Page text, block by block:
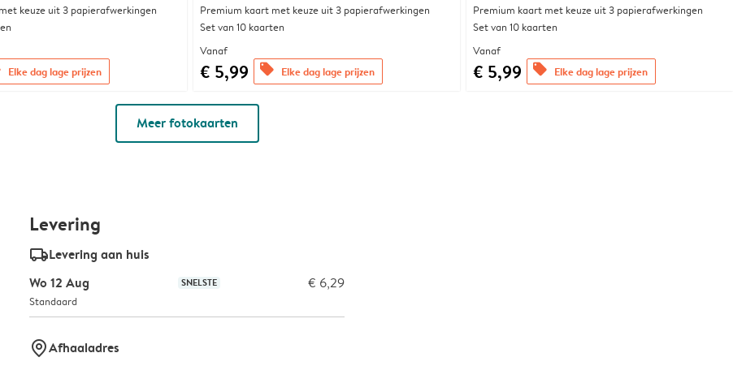
keuze uit 3 papierafwerkingen
Elke dag lage prijzen
Premium kaart met keuze uit 3 papierafwerkingen
Set van 10 kaarten
Vanaf
€ 5,99 offers Elke dag lage prijzen
Premium kaart met keuze uit 3 papierafwerkingen
Set van 10 kaarten
Vanaf
€ 5,99 offers Elke dag lage prijzen
Meer fotokaarten
Levering
delivery_standard_v2Levering aan huis
Wo 12 Aug
SNELSTE € 6,29
Standaard
marker-pinAfhaaladres